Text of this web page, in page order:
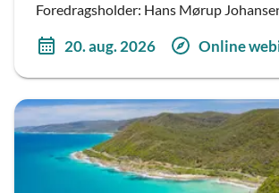
Foredragsholder: Hans Mørup
20. aug. 2026 Online